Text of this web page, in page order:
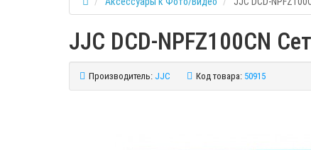
JJC DCD-NPFZ100CN
Производитель: JJC Код товара: 50915